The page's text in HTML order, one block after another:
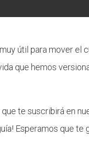
útil para mover el
que hemos
que te suscribirá en
Esperamos que te